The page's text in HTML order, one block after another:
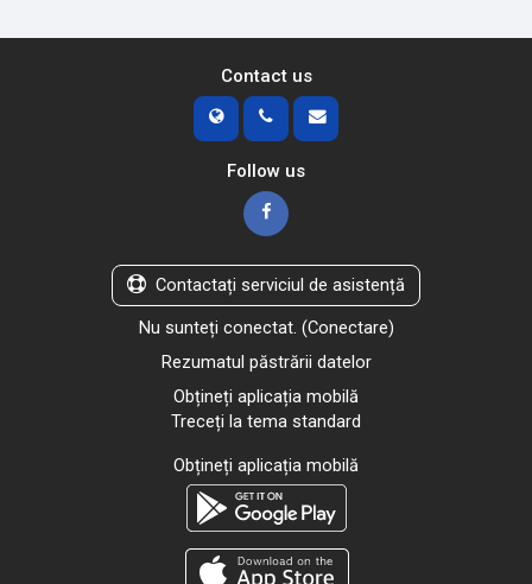
Contact us
Follow us
Contactați serviciul de asistență
Nu sunteți conectat. (Conectare)
Rezumatul păstrării datelor
Obțineți aplicația mobilă
Treceți la tema standard
Obțineți aplicația mobilă